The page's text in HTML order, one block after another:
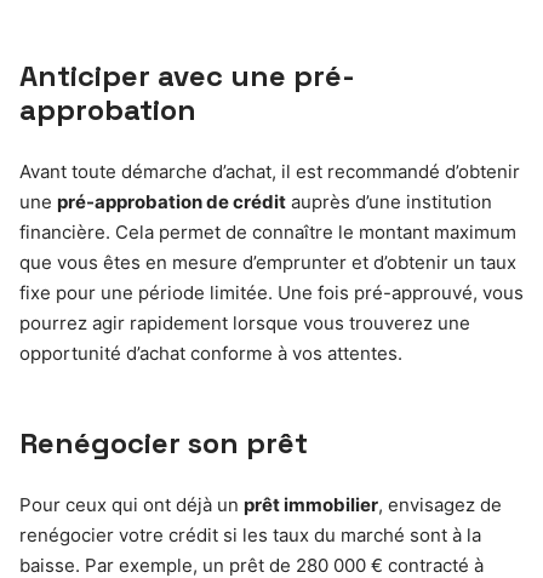
Anticiper avec une pré-
approbation
Avant toute démarche d’achat, il est recommandé d’obtenir
une pré-approbation de crédit auprès d’une institution
financière. Cela permet de connaître le montant maximum
que vous êtes en mesure d’emprunter et d’obtenir un taux
fixe pour une période limitée. Une fois pré-approuvé, vous
pourrez agir rapidement lorsque vous trouverez une
opportunité d’achat conforme à vos attentes.
Renégocier son prêt
Pour ceux qui ont déjà un prêt immobilier, envisagez de
renégocier votre crédit si les taux du marché sont à la
baisse. Par exemple, un prêt de 280 000 € contracté à